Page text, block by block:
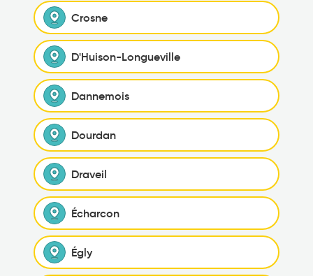
Crosne
D'Huison-Longueville
Dannemois
Dourdan
Draveil
Écharcon
Égly